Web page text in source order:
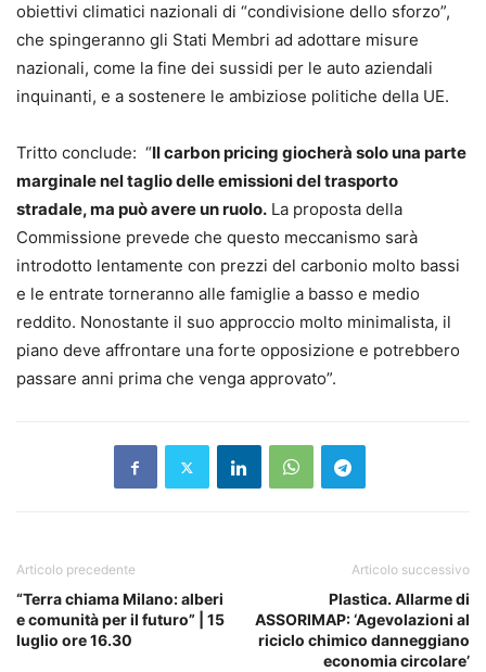
obiettivi climatici nazionali di “condivisione dello sforzo”,
che spingeranno gli Stati Membri ad adottare misure
nazionali, come la fine dei sussidi per le auto aziendali
inquinanti, e a sostenere le ambiziose politiche della UE.
Tritto conclude: “Il carbon pricing giocherà solo una parte
marginale nel taglio delle emissioni del trasporto
stradale, ma può avere un ruolo. La proposta della
Commissione prevede che questo meccanismo sarà
introdotto lentamente con prezzi del carbonio molto bassi
e le entrate torneranno alle famiglie a basso e medio
reddito. Nonostante il suo approccio molto minimalista, il
piano deve affrontare una forte opposizione e potrebbero
passare anni prima che venga approvato”.
Articolo precedente
“Terra chiama Milano: alberi
e comunità per il futuro” | 15
luglio ore 16.30
Articolo successivo
Plastica. Allarme di
ASSORIMAP: ‘Agevolazioni al
riciclo chimico danneggiano
economia circolare’